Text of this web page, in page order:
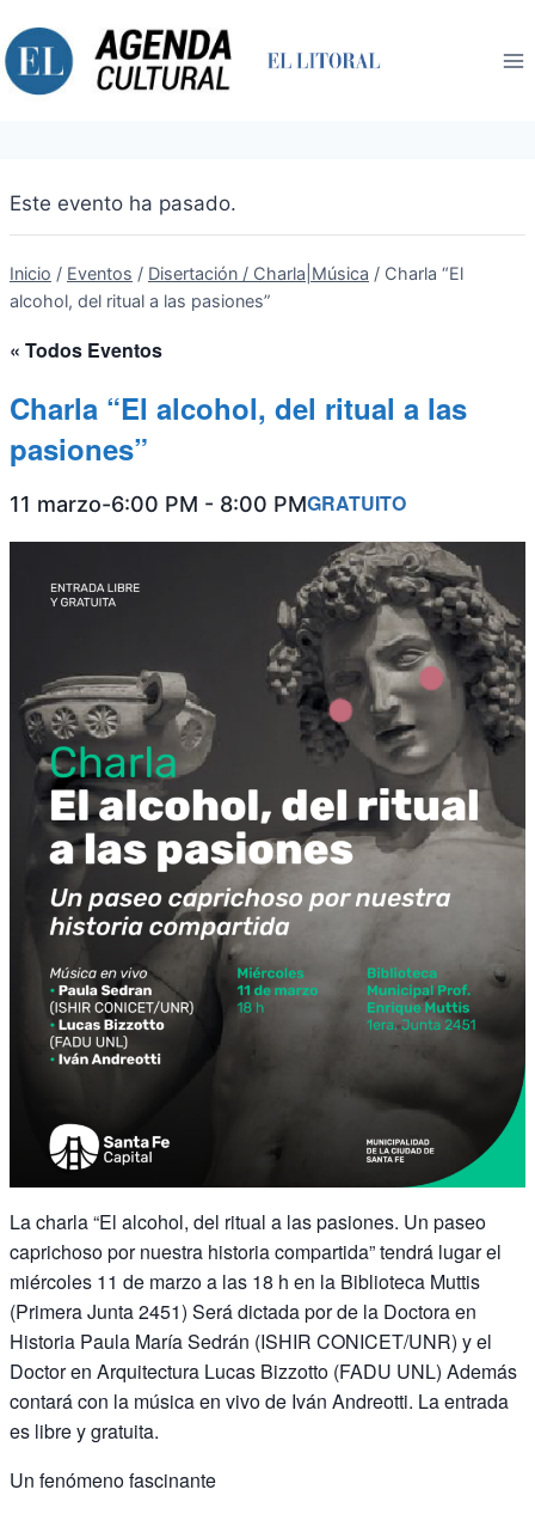
al
contenido
Este evento ha pasado.
Inicio / Eventos / Disertación / Charla|Música / Charla “El
alcohol, del ritual a las pasiones”
« Todos Eventos
Charla “El alcohol, del ritual a las
pasiones”
11 marzo-6:00 PM - 8:00 PMGRATUITO
La charla “El alcohol, del ritual a las pasiones. Un paseo
caprichoso por nuestra historia compartida” tendrá lugar el
miércoles 11 de marzo a las 18 h en la Biblioteca Muttis
(Primera Junta 2451) Será dictada por de la Doctora en
Historia Paula María Sedrán (ISHIR CONICET/UNR) y el
Doctor en Arquitectura Lucas Bizzotto (FADU UNL) Además
contará con la música en vivo de Iván Andreotti. La entrada
es libre y gratuita.
Un fenómeno fascinante